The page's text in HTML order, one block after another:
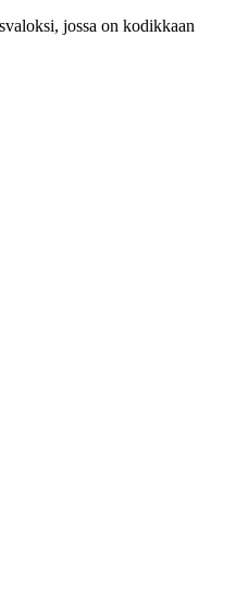
jossa on kodikkaan